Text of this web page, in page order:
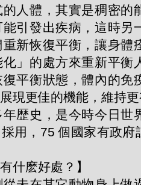
人體，其實是稠密的
引發出疾病，這時另
新恢復平衡，讓身體
」的處方來重新平衡
平衡狀態，體內的免
現更佳的機能，維持
歴史，是今時今日世
用，75 個國家有政府
什麽好處？】